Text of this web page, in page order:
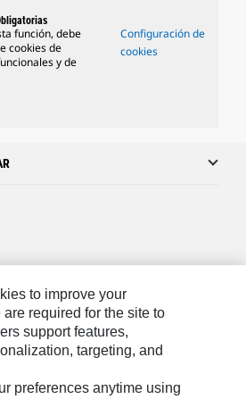
función, debe
cookies de
y de
Configuración de
cookies
to improve your
required for the site to
support features,
targeting, and
preferences anytime using